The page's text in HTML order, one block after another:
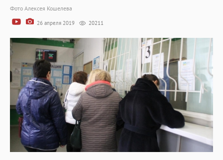
Фото Алексея Кошелева
26 апреля 2019 20211